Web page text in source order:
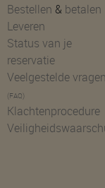
Bestellen & betalen
Leveren
Status van je
reservatie
Veelgestelde vragen
(FAQ)
Klachtenprocedure